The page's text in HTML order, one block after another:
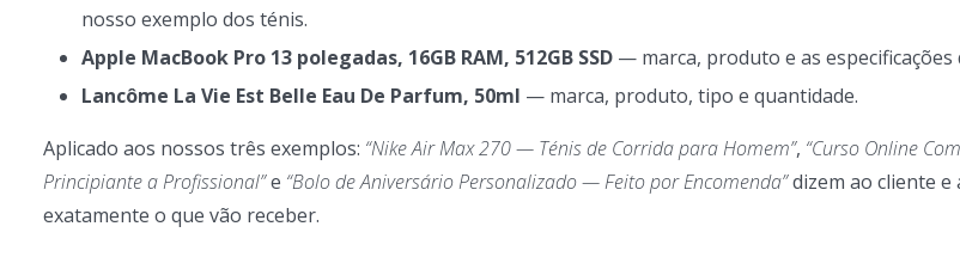
nosso exemplo dos ténis.
Apple MacBook Pro 13 polegadas, 16GB RAM, 512GB SSD — marca, produto e as especificações
Lancôme La Vie Est Belle Eau De Parfum, 50ml — marca, produto, tipo e quantidade.
Aplicado aos nossos três exemplos: “Nike Air Max 270 — Ténis de Corrida para Homem”, “Curso Online
Principiante a Profissional”e “Bolo de Aniversário Personalizado — Feito por Encomenda”dizem ao cliente e
exatamente o que vão receber.